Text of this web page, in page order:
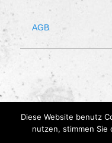
AGB
Diese Website benutz
nutzen, stimmen Sie